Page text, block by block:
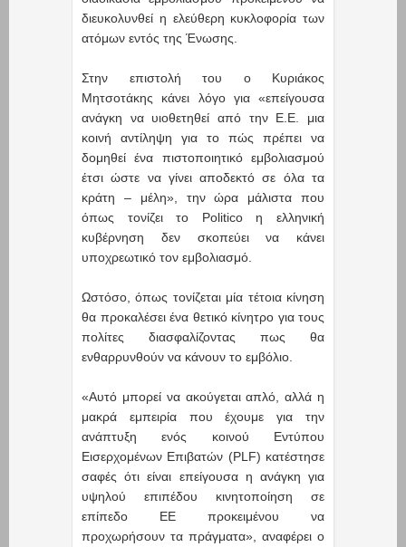
διευκολυνθεί η ελεύθερη κυκλοφορία των
ατόμων εντός της Ένωσης.
Στην επιστολή του ο Κυριάκος
Μητσοτάκης κάνει λόγο για «επείγουσα
ανάγκη να υιοθετηθεί από την Ε.Ε. μια
κοινή αντίληψη για το πώς πρέπει να
δομηθεί ένα πιστοποιητικό εμβολιασμού
έτσι ώστε να γίνει αποδεκτό σε όλα τα
κράτη – μέλη», την ώρα μάλιστα που
όπως τονίζει το Politico η ελληνική
κυβέρνηση δεν σκοπεύει να κάνει
υποχρεωτικό τον εμβολιασμό.
Ωστόσο, όπως τονίζεται μία τέτοια κίνηση
θα προκαλέσει ένα θετικό κίνητρο για τους
πολίτες διασφαλίζοντας πως θα
ενθαρρυνθούν να κάνουν το εμβόλιο.
«Αυτό μπορεί να ακούγεται απλό, αλλά η
μακρά εμπειρία που έχουμε για την
ανάπτυξη ενός κοινού Εντύπου
Εισερχομένων Επιβατών (PLF) κατέστησε
σαφές ότι είναι επείγουσα η ανάγκη για
υψηλού επιπέδου κινητοποίηση σε
επίπεδο ΕΕ προκειμένου να
προχωρήσουν τα πράγματα», αναφέρει ο